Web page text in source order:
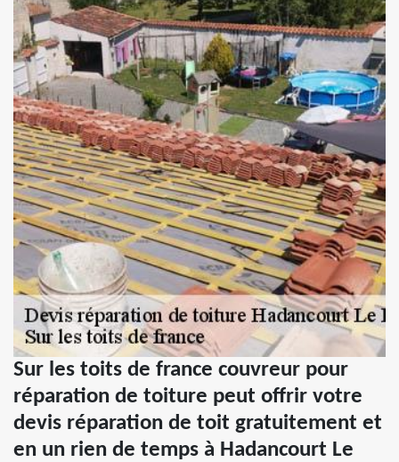
Sur les toits de france couvreur pour
réparation de toiture peut offrir votre
devis réparation de toit gratuitement et
en un rien de temps à Hadancourt Le